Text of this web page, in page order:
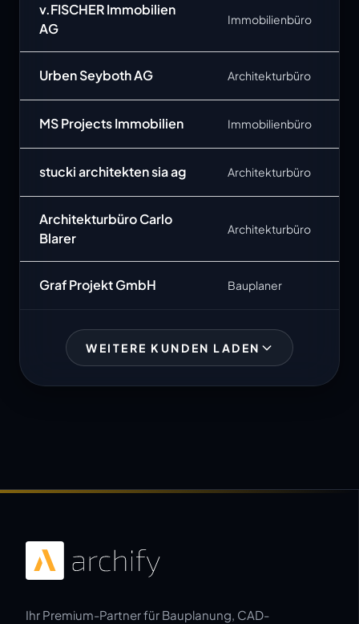
v.FISCHER Immobilien
AG
Immobilienbüro
Urben Seyboth AG Architekturbüro
MS Projects Immobilien Immobilienbüro
stucki architekten sia ag Architekturbüro
Architekturbüro Carlo
Blarer
Architekturbüro
Graf Projekt GmbH Bauplaner
WEITERE KUNDEN LADEN
Ihr Premium-Partner für Bauplanung, CAD-